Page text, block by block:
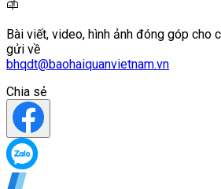
Bài viết, video, hình ảnh đóng góp cho
gửi về
bhqdt@baohaiquanvietnam.vn
Chia sẻ